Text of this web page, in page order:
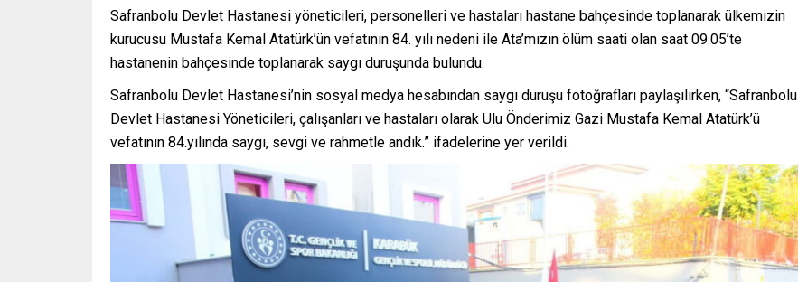
Safranbolu Devlet Hastanesi yöneticileri, personelleri ve hastaları hastane bahçesinde toplanarak ülkemizin
kurucusu Mustafa Kemal Atatürk’ün vefatının 84. yılı nedeni ile Ata’mızın ölüm saati olan saat 09.05’te
hastanenin bahçesinde toplanarak saygı duruşunda bulundu.
Safranbolu Devlet Hastanesi’nin sosyal medya hesabından saygı duruşu fotoğrafları paylaşılırken, “Safranbolu
Devlet Hastanesi Yöneticileri, çalışanları ve hastaları olarak Ulu Önderimiz Gazi Mustafa Kemal Atatürk’ü
vefatının 84.yılında saygı, sevgi ve rahmetle andık.” ifadelerine yer verildi.